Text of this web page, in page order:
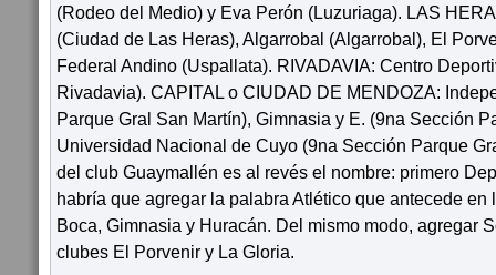
(Rodeo del Medio) y Eva Perón (Luzuriaga). LAS
(Ciudad de Las Heras), Algarrobal (Algarrobal), El
Federal Andino (Uspallata). RIVADAVIA: Centro
Rivadavia). CAPITAL o CIUDAD DE MENDOZA:
Parque Gral San Martín), Gimnasia y E. (9na Sección
Universidad Nacional de Cuyo (9na Sección Parque
del club Guaymallén es al revés el nombre: primero
habría que agregar la palabra Atlético que antecede en
Boca, Gimnasia y Huracán. Del mismo modo, agregar
clubes El Porvenir y La Gloria.